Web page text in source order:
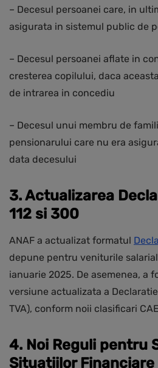
– Decesul persoanei care, in
asigurata in sistemul public de
– Decesul persoanei aflate in
cresterea copilului, daca
de intrarea in concediu
– Decesul unui membru de
pensionarului care nu era
data decesului
3. Actualizarea
112 si 300
ANAF a actualizat formatul
depune pentru veniturile
ianuarie 2025. De asemenea, a
versiune actualizata a
TVA), conform noii clasificari
4. Noi Reguli pentru
Situatiilor Financiare